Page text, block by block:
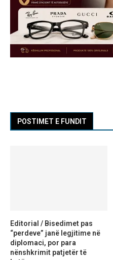
POSTIMET E FUNDIT
Editorial / Bisedimet pas
“perdeve” janë legjitime në
diplomaci, por para
nënshkrimit patjetër të